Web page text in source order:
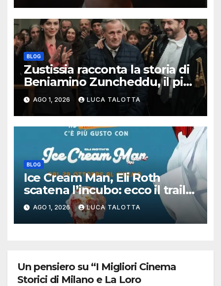
BLOG
Zustissia racconta la storia di
Beniamino Zuncheddu, il più
lungo errore giudiziario della
storia italiana
AGO 1, 2026 LUCA TALOTTA
BLOG
Ice Cream Man, Eli Roth
scatena l’incubo: ecco il trailer
italiano dell’horror più
estremo di Halloween 2026
AGO 1, 2026 LUCA TALOTTA
Un pensiero su “I Migliori Cinema
Storici di Milano e La Loro